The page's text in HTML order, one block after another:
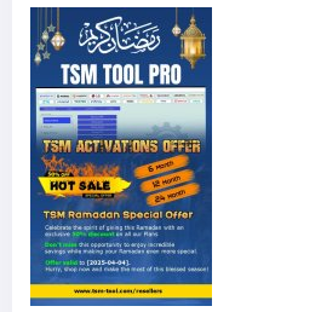
o
r
d
e
l
t
e
m
a
i
n
i
c
i
o